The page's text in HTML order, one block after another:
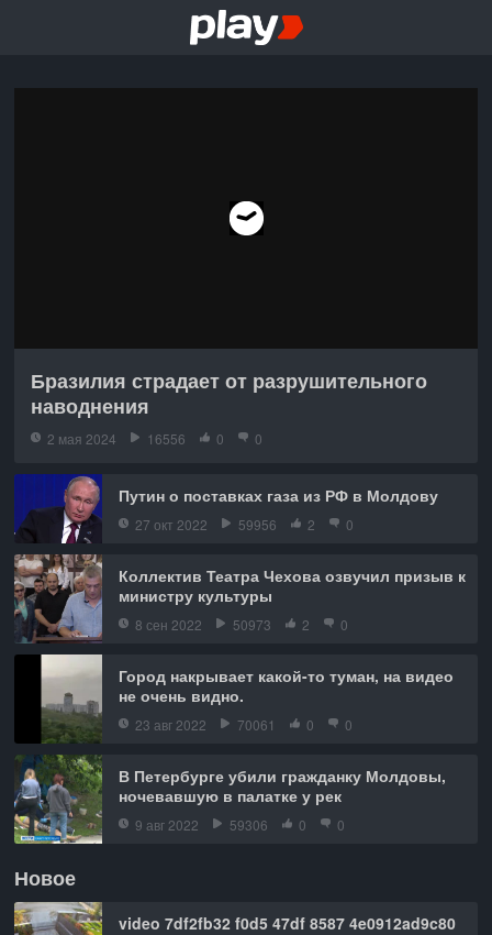
Бразилия страдает от разрушительного
наводнения
2 мая 2024 16556 0 0
Путин о поставках газа из РФ в Молдову
27 окт 2022 59956 2 0
Коллектив Театра Чехова озвучил призыв к
министру культуры
8 сен 2022 50973 2 0
Город накрывает какой-то туман, на видео
не очень видно.
23 авг 2022 70061 0 0
В Петербурге убили гражданку Молдовы,
ночевавшую в палатке у рек
9 авг 2022 59306 0 0
Новое
video 7df2fb32 f0d5 47df 8587 4e0912ad9c80